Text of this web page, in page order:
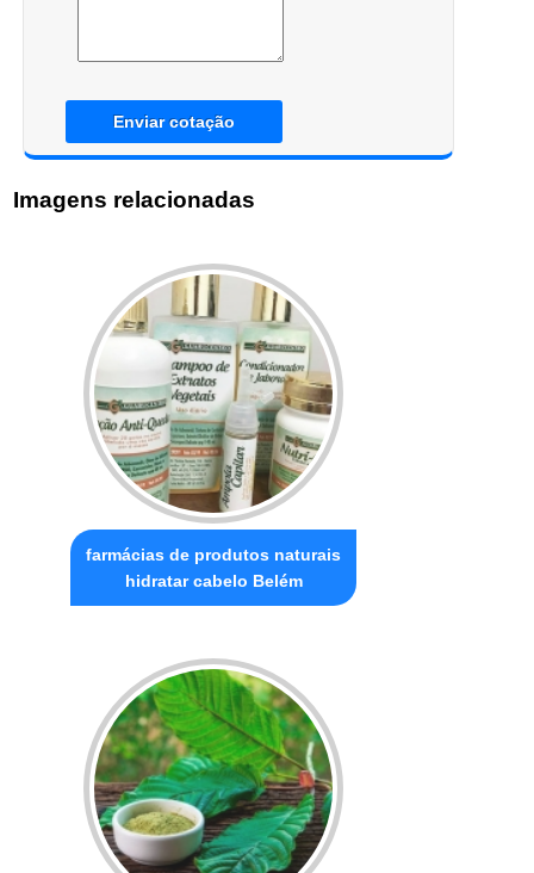
Enviar cotação
Imagens relacionadas
farmácias de produtos naturais
hidratar cabelo Belém